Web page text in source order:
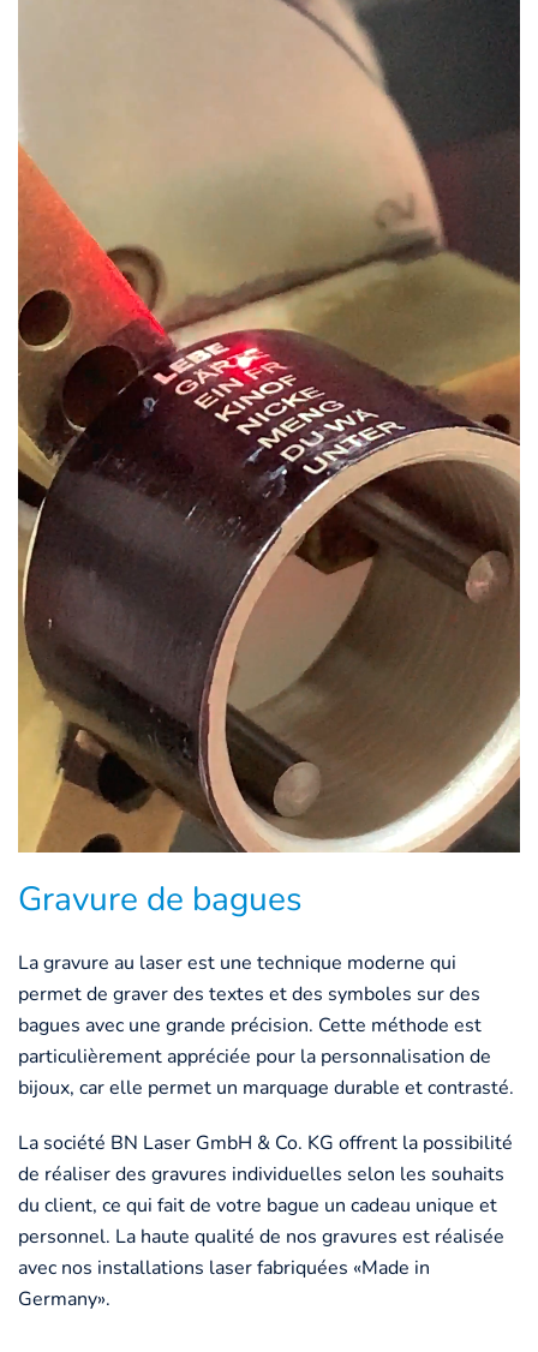
Gravure de bagues
La gravure au laser est une technique moderne qui
permet de graver des textes et des symboles sur des
bagues avec une grande précision. Cette méthode est
particulièrement appréciée pour la personnalisation de
bijoux, car elle permet un marquage durable et contrasté.
La société BN Laser GmbH & Co. KG offrent la possibilité
de réaliser des gravures individuelles selon les souhaits
du client, ce qui fait de votre bague un cadeau unique et
personnel. La haute qualité de nos gravures est réalisée
avec nos installations laser fabriquées «Made in
Germany».